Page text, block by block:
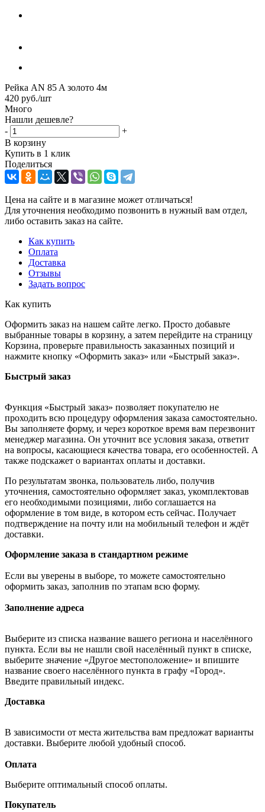
Рейка AN 85 A золото 4м
420 руб./шт
Много
Нашли дешевле?
-
+
В корзину
Купить в 1 клик
Поделиться
Цена на сайте и в магазине может отличаться!
Для уточнения необходимо позвонить в нужный вам отдел,
либо оставить заказ на сайте.
Как купить
Оплата
Доставка
Отзывы
Задать вопрос
Как купить
Оформить заказ на нашем сайте легко. Просто добавьте
выбранные товары в корзину, а затем перейдите на страницу
Корзина, проверьте правильность заказанных позиций и
нажмите кнопку «Оформить заказ» или «Быстрый заказ».
Быстрый заказ
Функция «Быстрый заказ» позволяет покупателю не
проходить всю процедуру оформления заказа самостоятельно.
Вы заполняете форму, и через короткое время вам перезвонит
менеджер магазина. Он уточнит все условия заказа, ответит
на вопросы, касающиеся качества товара, его особенностей. А
также подскажет о вариантах оплаты и доставки.
По результатам звонка, пользователь либо, получив
уточнения, самостоятельно оформляет заказ, укомплектовав
его необходимыми позициями, либо соглашается на
оформление в том виде, в котором есть сейчас. Получает
подтверждение на почту или на мобильный телефон и ждёт
доставки.
Оформление заказа в стандартном режиме
Если вы уверены в выборе, то можете самостоятельно
оформить заказ, заполнив по этапам всю форму.
Заполнение адреса
Выберите из списка название вашего региона и населённого
пункта. Если вы не нашли свой населённый пункт в списке,
выберите значение «Другое местоположение» и впишите
название своего населённого пункта в графу «Город».
Введите правильный индекс.
Доставка
В зависимости от места жительства вам предложат варианты
доставки. Выберите любой удобный способ.
Оплата
Выберите оптимальный способ оплаты.
Покупатель